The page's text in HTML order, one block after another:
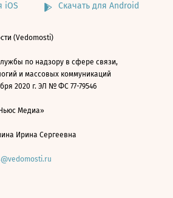
iOS Скачать для Android
(Vedomosti)
по надзору в сфере связи,
и массовых коммуникаций
2020 г. ЭЛ № ФС 77-79546
Медиа»
Ирина Сергеевна